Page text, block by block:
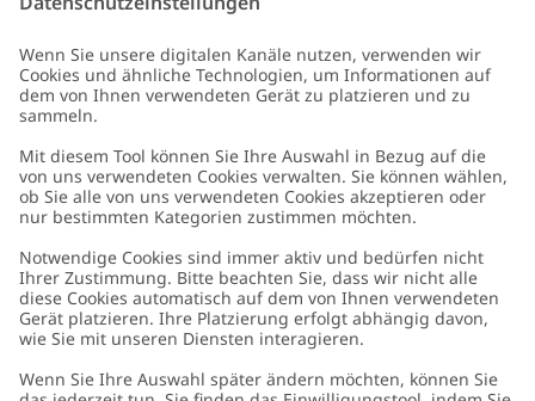
Schicken
Kundenservice
Kontaktieren Sie uns
FAQ
Über uns
Über Newbie
Germany Standort ändern